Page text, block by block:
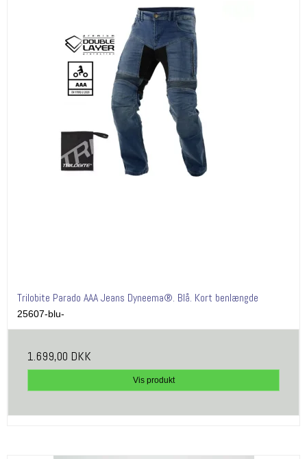
Trilobite Parado AAA Jeans Dyneema®. Blå. Kort benlængde
25607-blu-
1.699,00 DKK
Vis produkt